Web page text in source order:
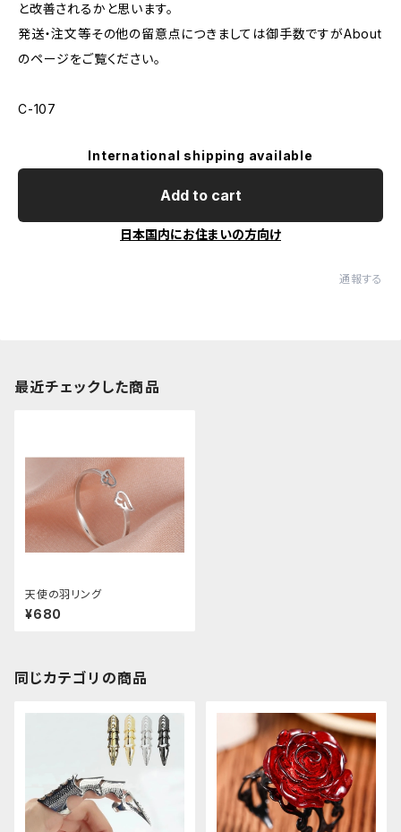
と改善されるかと思います。
発送・注文等その他の留意点につきましては御手数ですがAbout
のページをご覧ください。
C-107
International shipping available
Add to cart
日本国内にお住まいの方向け
通報する
最近チェックした商品
天使の羽リング
¥680
同じカテゴリの商品